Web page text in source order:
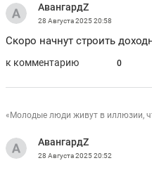
АвангардZ
28 Августа 202520:58
Скоро начнут строить
к комментарию 0
«Молодые люди живут в иллюзии,
АвангардZ
28 Августа 202520:52